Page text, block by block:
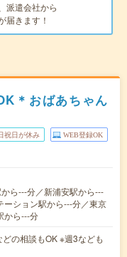
派遣会社から
届きます！
＊おばあちゃん
祝日が休み WEB登録OK
ら---分／新浦安駅から---
ーション駅から---分／東京
から---分
の相談もOK ※週3なども